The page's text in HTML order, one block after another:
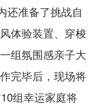
还准备了挑战自
体验装置、穿梭
组氛围感亲子大
完毕后，现场将
组幸运家庭将